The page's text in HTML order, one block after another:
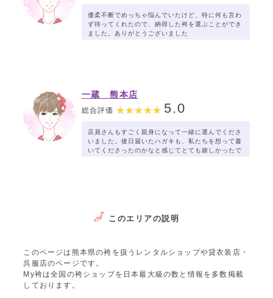
優柔不断でめっちゃ悩んでいたけど、特に何も言わ
ず待ってくれたので、納得した袴を選ぶことができ
ました。ありがとうございました
一蔵 熊本店
総合評価 5.0
店員さんもすごく親身になって一緒に選んでくださ
いました。後日届いたハガキも、私たちを想って書
いてくださったのかなと感じてとても嬉しかったで
このエリアの説明
このページは熊本県の袴を扱うレンタルショップや貸衣装店・
呉服店のページです。
My袴は全国の袴ショップを日本最大級の数と情報を多数掲載
しております。